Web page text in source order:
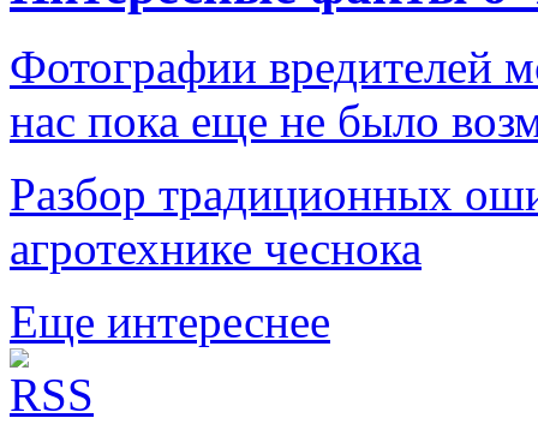
Фотографии вредителей
нас пока еще не было
Разбор традиционных
агротехнике чеснока
Еще интереснее